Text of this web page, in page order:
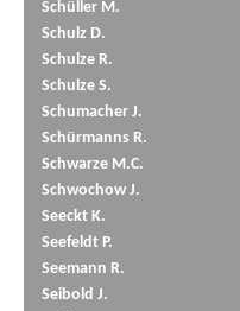
Schüller M.
Schulz D.
Schulze R.
Schulze S.
Schumacher J.
Schürmanns R.
Schwarze M.C.
Schwochow J.
Seeckt K.
Seefeldt P.
Seemann R.
Seibold J.